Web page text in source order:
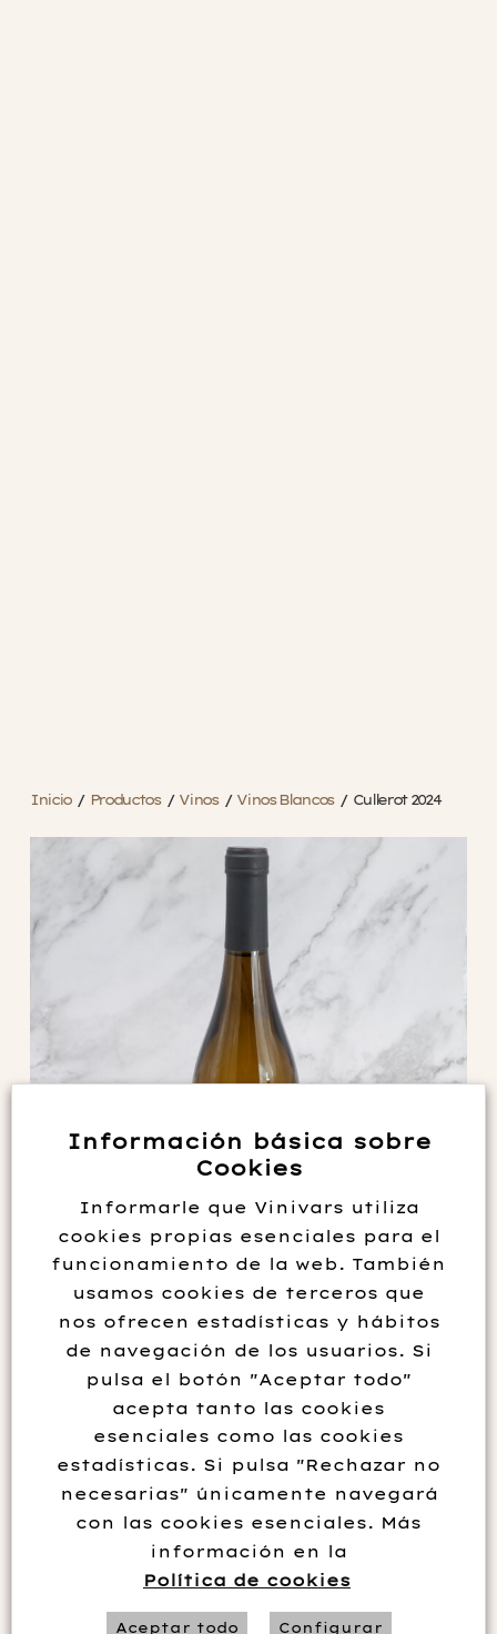
Inicio / Productos / Vinos / Vinos Blancos / Cullerot 2024
CULLEROT 2024
12.95€
Añadir al carrito
Información básica sobre
Cookies
Informarle que Vinivars utiliza
cookies propias esenciales para el
funcionamiento de la web. También
usamos cookies de terceros que
nos ofrecen estadísticas y hábitos
de navegación de los usuarios. Si
pulsa el botón "Aceptar todo"
acepta tanto las cookies
esenciales como las cookies
estadísticas. Si pulsa "Rechazar no
necesarias" únicamente navegará
con las cookies esenciales. Más
información en la
Política de cookies
Aceptar todo Configurar